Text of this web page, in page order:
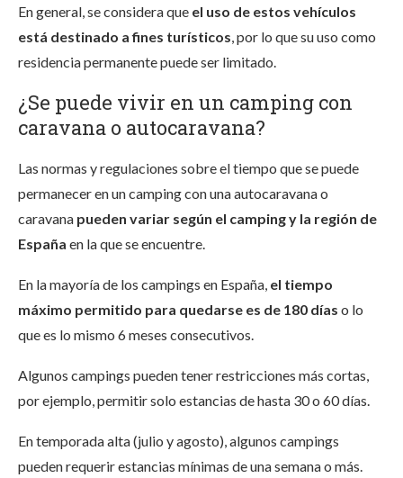
En general, se considera que el uso de estos vehículos
está destinado a fines turísticos, por lo que su uso como
residencia permanente puede ser limitado.
¿Se puede vivir en un camping con
caravana o autocaravana?
Las normas y regulaciones sobre el tiempo que se puede
permanecer en un camping con una autocaravana o
caravana pueden variar según el camping y la región de
España en la que se encuentre.
En la mayoría de los campings en España, el tiempo
máximo permitido para quedarse es de 180 días o lo
que es lo mismo 6 meses consecutivos.
Algunos campings pueden tener restricciones más cortas,
por ejemplo, permitir solo estancias de hasta 30 o 60 días.
En temporada alta (julio y agosto), algunos campings
pueden requerir estancias mínimas de una semana o más.